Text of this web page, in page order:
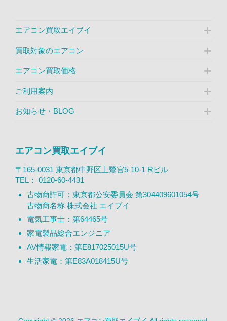
エアコン買取エイブイ
買取対象のエアコン
エアコン買取価格
ご利用案内
お知らせ・BLOG
エアコン買取エイブイ
〒165-0031 東京都中野区上鷺宮5-10-1 Rビル
TEL： 0120-60-4431
古物商許可：東京都公安委員会 第304409601054号
古物商名称 株式会社 エイブイ
電気工事士：第64465号
家電製品総合エンジニア
AV情報家電：第E817025015U号
生活家電：第E83A018415U号